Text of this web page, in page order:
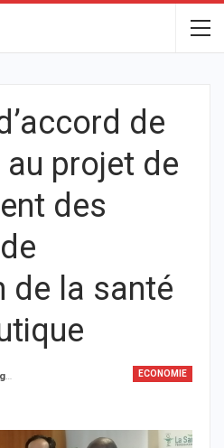
de
projet de
des
de la santé
ECONOMIE